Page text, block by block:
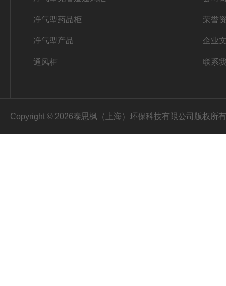
净气型药品柜
净气型产品
通风柜
荣誉
企业
联系
Copyright © 2026泰思枫（上海）环保科技有限公司版权